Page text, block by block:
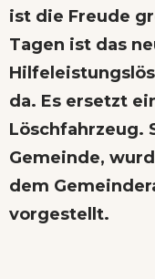
ist die Freude
Tagen ist das
da. Es ersetzt
Löschfahrzeug.
Gemeinde,
dem
vorgestellt.